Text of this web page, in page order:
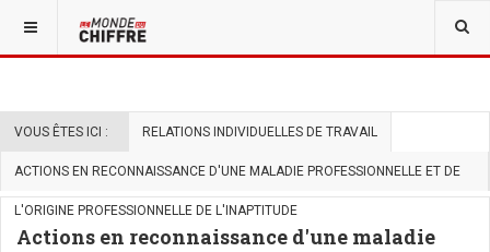
VOUS ÊTES ICI : RELATIONS INDIVIDUELLES DE TRAVAIL
ACTIONS EN RECONNAISSANCE D'UNE MALADIE PROFESSIONNELLE ET DE
L'ORIGINE PROFESSIONNELLE DE L'INAPTITUDE
Actions en reconnaissance d'une maladie